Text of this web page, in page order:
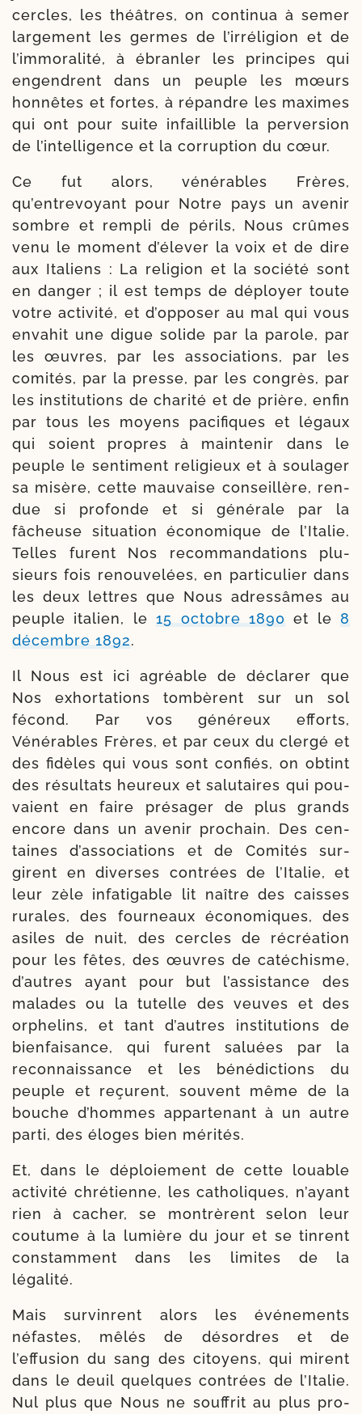
cercles, les théâtres, on conti­nua à semer
lar­ge­ment les germes de l’irréligion et de
l’immoralité, à ébran­ler les prin­cipes qui
engendrent dans un peuple les mœurs
hon­nêtes et fortes, à répandre les maximes
qui ont pour suite infaillible la per­ver­sion
de l’intelligence et la cor­rup­tion du cœur.
Ce fut alors, véné­rables Frères,
qu’entrevoyant pour Notre pays un ave­nir
sombre et rem­pli de périls, Nous crûmes
venu le moment d’élever la voix et de dire
aux Italiens : La reli­gion et la socié­té sont
en dan­ger ; il est temps de déployer toute
votre acti­vi­té, et d’opposer au mal qui vous
enva­hit une digue solide par la parole, par
les œuvres, par les asso­cia­tions, par les
comi­tés, par la presse, par les congrès, par
les ins­ti­tu­tions de cha­ri­té et de prière, enfin
par tous les moyens paci­fiques et légaux
qui soient propres à main­tenir dans le
peuple le sen­ti­ment reli­gieux et à sou­la­ger
sa misère, cette mau­vaise conseillère, ren­
due si pro­fonde et si géné­rale par la
fâcheuse situa­tion éco­no­mique de l’Italie.
Telles furent Nos recom­mandations plu­
sieurs fois renou­ve­lées, en par­ti­cu­lier dans
les deux lettres que Nous adres­sâmes au
peuple ita­lien, le15 octobre 1890 et le 8
décembre 1892.
Il Nous est ici agréable de décla­rer que
Nos exhor­ta­tions tombè­rent sur un sol
fécond. Par vos géné­reux efforts,
Vénérables Frères, et par ceux du cler­gé et
des fidèles qui vous sont confiés, on obtint
des résul­tats heu­reux et salu­taires qui pou­
vaient en faire pré­sa­ger de plus grands
encore dans un ave­nir pro­chain. Des cen­
taines d’as­sociations et de Comités sur­
girent en diverses contrées de l’Italie, et
leur zèle infa­ti­gable lit naître des caisses
rurales, des four­neaux éco­no­miques, des
asiles de nuit, des cercles de récréa­tion
pour les fêtes, des œuvres de caté­chisme,
d’autres ayant pour but l’assistance des
malades ou la tutelle des veuves et des
orphe­lins, et tant d’autres ins­ti­tu­tions de
bien­fai­sance, qui furent saluées par la
reconnais­sance et les béné­dic­tions du
peuple et reçurent, sou­vent même de la
bouche d’hommes appar­te­nant à un autre
par­ti, des éloges bien mérités.
Et, dans le déploie­ment de cette louable
acti­vi­té chré­tienne, les catho­liques, n’ayant
rien à cacher, se mon­trèrent selon leur
cou­tume à la lumière du jour et se tinrent
constam­ment dans les limites de la
légalité.
Mais sur­vinrent alors les évé­ne­ments
néfastes, mêlés de désordres et de
l’effusion du sang des citoyens, qui mirent
dans le deuil quelques contrées de l’Italie.
Nul plus que Nous ne souf­frit au plus pro­